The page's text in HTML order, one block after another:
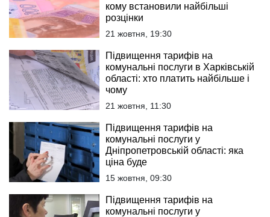
кому встановили найбільші
розцінки
21 жовтня, 19:30
Підвищення тарифів на
комунальні послуги в Харківській
області: хто платить найбільше і
чому
21 жовтня, 11:30
Підвищення тарифів на
комунальні послуги у
Дніпропетровській області: яка
ціна буде
15 жовтня, 09:30
Підвищення тарифів на
комунальні послуги у